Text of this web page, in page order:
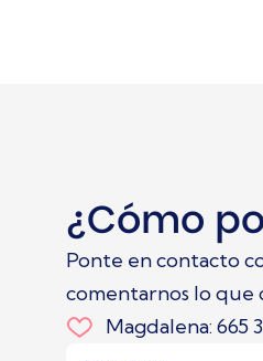
¿Cómo
Ponte en contacto
comentarnos lo que
Magdalena: 665